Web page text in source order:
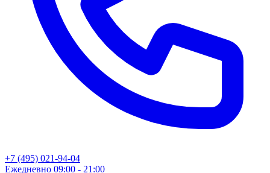
+7 (495) 021-94-04
Ежедневно 09:00 - 21:00